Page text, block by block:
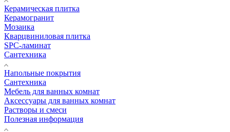
Керамическая плитка
Керамогранит
Мозаика
Кварцвиниловая плитка
SPC-ламинат
Сантехника
Напольные покрытия
Сантехника
Мебель для ванных комнат
Аксессуары для ванных комнат
Растворы и смеси
Полезная информация